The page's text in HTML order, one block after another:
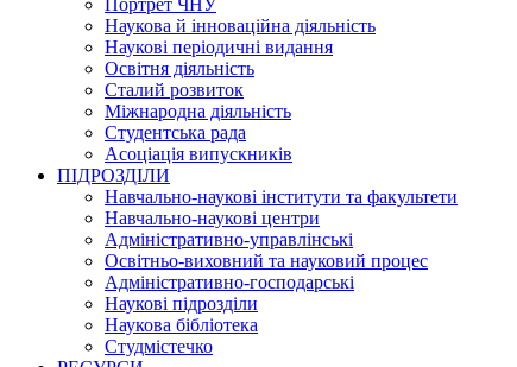
Портрет ЧНУ
Наукова й інноваційна діяльність
Наукові періодичні видання
Освітня діяльність
Сталий розвиток
Міжнародна діяльність
Студентська рада
Асоціація випускників
ПІДРОЗДІЛИ
Навчально-наукові інститути та факультети
Навчально-наукові центри
Адміністративно-управлінські
Освітньо-виховний та науковий процес
Адміністративно-господарські
Наукові підрозділи
Наукова бібліотека
Студмістечко